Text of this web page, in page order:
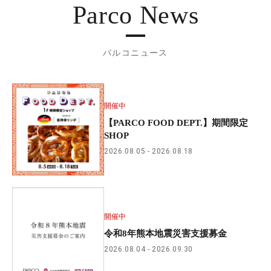
Parco News
パルコニュース
開催中
【PARCO FOOD DEPT.】期間限定
SHOP
2026.08.05 2026.08.18
開催中
令和8年熊本地震災害支援募金
2026.08.04 2026.09.30